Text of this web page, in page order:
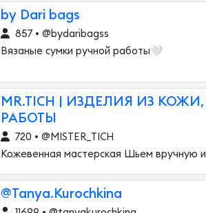
by Dari bags
857 • @bydaribagss
Вязаные сумки ручной работы🤍
MR.TICH | ИЗДЕЛИЯ ИЗ
РАБОТЫ
720 • @MISTER_TICH
Кожевенная мастерская Шьем вручную
@Tanya.Kurochkina